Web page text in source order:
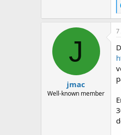
J
jmac
Well-known member
7